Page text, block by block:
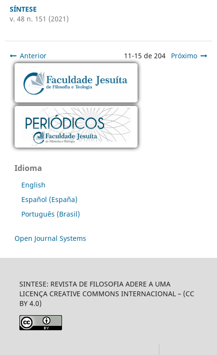
SÍNTESE
v. 48 n. 151 (2021)
Anterior 11-15 de 204 Próximo
Idioma
English
Español (España)
Português (Brasil)
Open Journal Systems
SINTESE: REVISTA DE FILOSOFIA ADERE A UMA
LICENÇA CREATIVE COMMONS INTERNACIONAL – (CC
BY 4.0)